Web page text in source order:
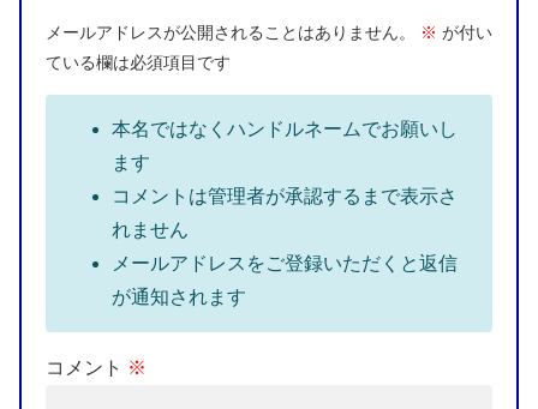
メールアドレスが公開されることはありません。 ※ が付い
ている欄は必須項目です
本名ではなくハンドルネームでお願いし
ます
コメントは管理者が承認するまで表示さ
れません
メールアドレスをご登録いただくと返信
が通知されます
コメント ※